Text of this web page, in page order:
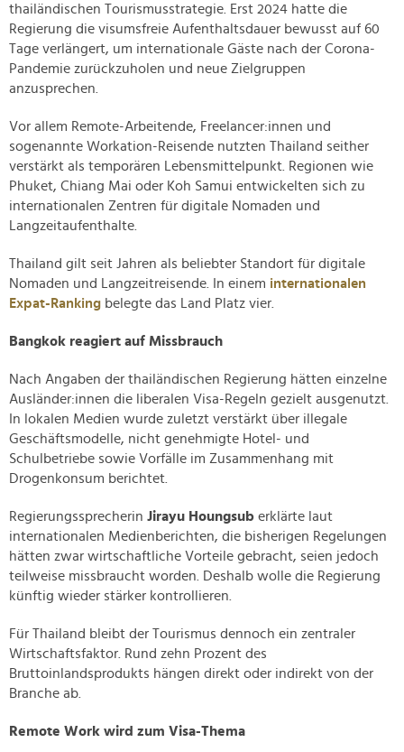
thailändischen Tourismusstrategie. Erst 2024 hatte die
Regierung die visumsfreie Aufenthaltsdauer bewusst auf 60
Tage verlängert, um internationale Gäste nach der Corona-
Pandemie zurückzuholen und neue Zielgruppen
anzusprechen.
Vor allem Remote-Arbeitende, Freelancer:innen und
sogenannte Workation-Reisende nutzten Thailand seither
verstärkt als temporären Lebensmittelpunkt. Regionen wie
Phuket, Chiang Mai oder Koh Samui entwickelten sich zu
internationalen Zentren für digitale Nomaden und
Langzeitaufenthalte.
Thailand gilt seit Jahren als beliebter Standort für digitale
Nomaden und Langzeitreisende. In einem internationalen
Expat-Ranking belegte das Land Platz vier.
Bangkok reagiert auf Missbrauch
Nach Angaben der thailändischen Regierung hätten einzelne
Ausländer:innen die liberalen Visa-Regeln gezielt ausgenutzt.
In lokalen Medien wurde zuletzt verstärkt über illegale
Geschäftsmodelle, nicht genehmigte Hotel- und
Schulbetriebe sowie Vorfälle im Zusammenhang mit
Drogenkonsum berichtet.
Regierungssprecherin Jirayu Houngsub erklärte laut
internationalen Medienberichten, die bisherigen Regelungen
hätten zwar wirtschaftliche Vorteile gebracht, seien jedoch
teilweise missbraucht worden. Deshalb wolle die Regierung
künftig wieder stärker kontrollieren.
Für Thailand bleibt der Tourismus dennoch ein zentraler
Wirtschaftsfaktor. Rund zehn Prozent des
Bruttoinlandsprodukts hängen direkt oder indirekt von der
Branche ab.
Remote Work wird zum Visa-Thema